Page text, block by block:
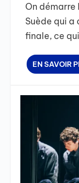
On démarre
Suède qui a
finale, ce
EN SAVOIR